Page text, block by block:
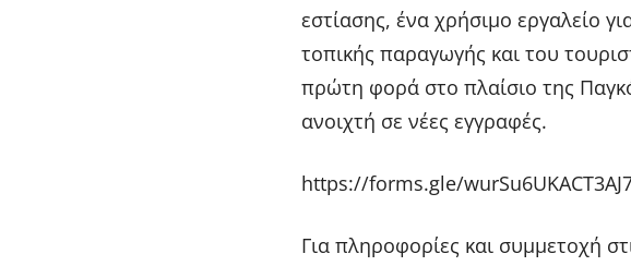
εστίασης, ένα χρήσιμο εργαλείο
τοπικής παραγωγής και του
πρώτη φορά στο πλαίσιο της
ανοιχτή σε νέες εγγραφές.
https://forms.gle/
Για πληροφορίες και συμμετοχή